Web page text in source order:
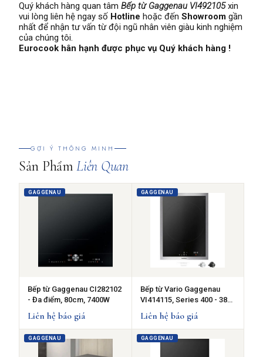
Quý khách hàng quan tâm Bếp từ Gaggenau VI492105xin
vui lòng liên hệ ngay số Hotline hoặc đến Showroom gần
nhất để nhận tư vấn từ đội ngũ nhân viên giàu kinh nghiệm
của chúng tôi.
Eurocook hân hạnh được phục vụ Quý khách hàng !
GỢI Ý THÔNG MINH
Sản PhẩmLiên Quan
GAGGENAU
Bếp từ Gaggenau CI282102
- Đa điểm, 80cm, 7400W
Liên hệ báo giá
GAGGENAU
Bếp từ Vario Gaggenau
VI414115, Series 400 - 38
cm
Liên hệ báo giá
GAGGENAU GAGGENAU